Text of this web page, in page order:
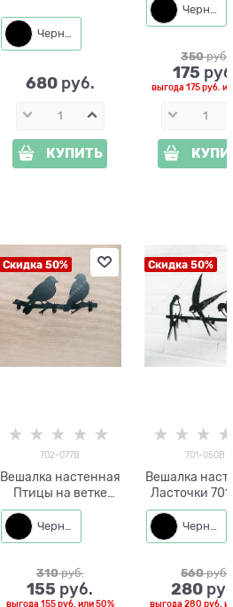
Черный
680 руб.
КУПИТЬ
Черный
350 руб.
175
выгода175 руб.
Скидка 50%
702-077B
Вешалка настенная
Птицы на ветке
702-077
металлическая
Черный
310 руб.
155 руб.
выгода 155 руб. или50%
Скидка 50%
701-050B
Вешалка
Ласточки
металл
Черный
560 руб.
280
выгода280 руб.